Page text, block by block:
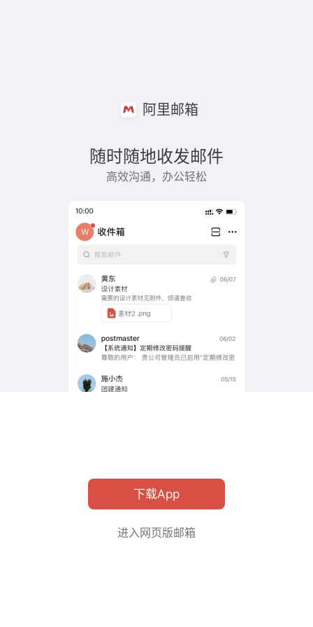
阿里邮箱
随时随地收发邮件
高效沟通，办公轻松
下载App
进入网页版邮箱